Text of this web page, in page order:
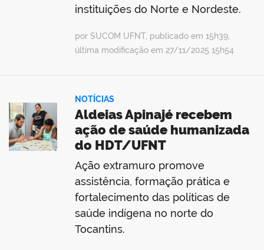
instituições do Norte e Nordeste.
por SUCOM UFNT, publicado em 15h39,
última modificação em 27/11/2025 15h54
NOTÍCIAS
Aldeias Apinajé recebem
ação de saúde humanizada
do HDT/UFNT
Ação extramuro promove
assistência, formação prática e
fortalecimento das políticas de
saúde indígena no norte do
Tocantins.